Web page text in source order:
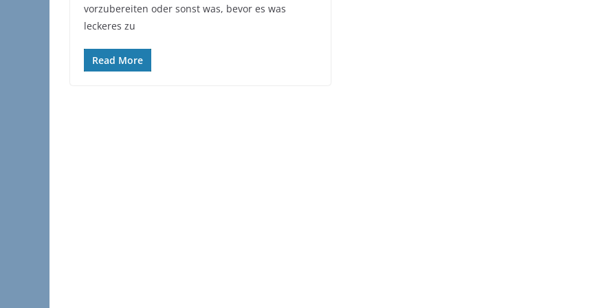
vorzubereiten oder sonst was, bevor es was
leckeres zu
Read More